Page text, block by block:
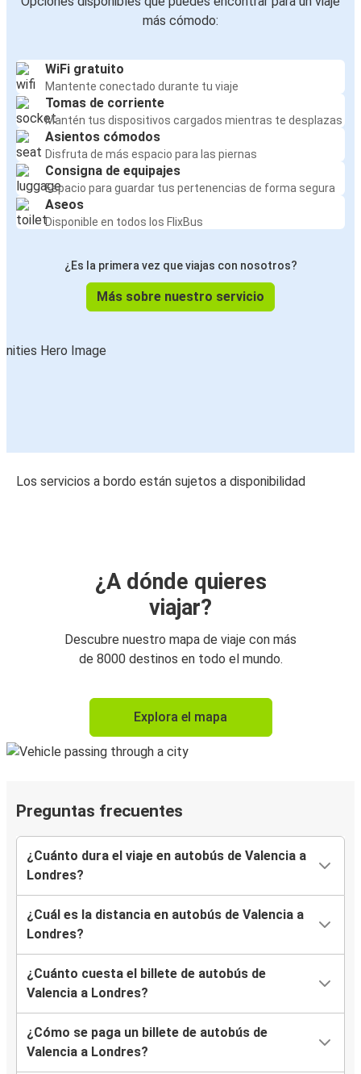
más cómodo:
WiFi gratuito
Mantente conectado durante tu viaje
Tomas de corriente
Mantén tus dispositivos cargados mientras te desplazas
Asientos cómodos
Disfruta de más espacio para las piernas
Consigna de equipajes
Espacio para guardar tus pertenencias de forma segura
Aseos
Disponible en todos los FlixBus
¿Es la primera vez que viajas con nosotros?
Más sobre nuestro servicio
Los servicios a bordo están sujetos a disponibilidad
¿A dónde quieres
viajar?
Descubre nuestro mapa de viaje con más
de 8000 destinos en todo el mundo.
Explora el mapa
Preguntas frecuentes
¿Cuánto dura el viaje en autobús de Valencia a
Londres?
¿Cuál es la distancia en autobús de Valencia a
Londres?
¿Cuánto cuesta el billete de autobús de
Valencia a Londres?
¿Cómo se paga un billete de autobús de
Valencia a Londres?